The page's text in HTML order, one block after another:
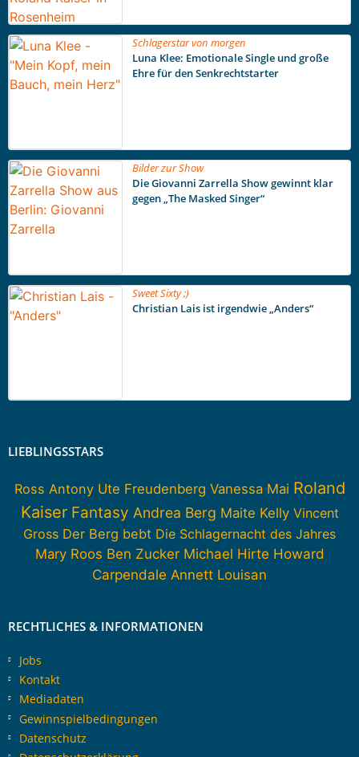
Schlagerstar von morgen
Luna Klee: Emotionale Single und große
Ehre für den Senkrechtstarter
Bilder zur Show
Die Giovanni Zarrella Show gewinnt klar
gegen „The Masked Singer“
Sweet Sixty ;)
Christian Lais ist irgendwie „Anders“
LIEBLINGSSTARS
Ross Antony Ute Freudenberg Vanessa Mai Roland
Kaiser Fantasy Andrea Berg Maite Kelly Vincent
Gross Der Berg bebt Die Schlagernacht des Jahres
Mary Roos Ben Zucker Michael Hirte Howard
Carpendale Annett Louisan
RECHTLICHES & INFORMATIONEN
Jobs
Kontakt
Mediadaten
Gewinnspielbedingungen
Datenschutz